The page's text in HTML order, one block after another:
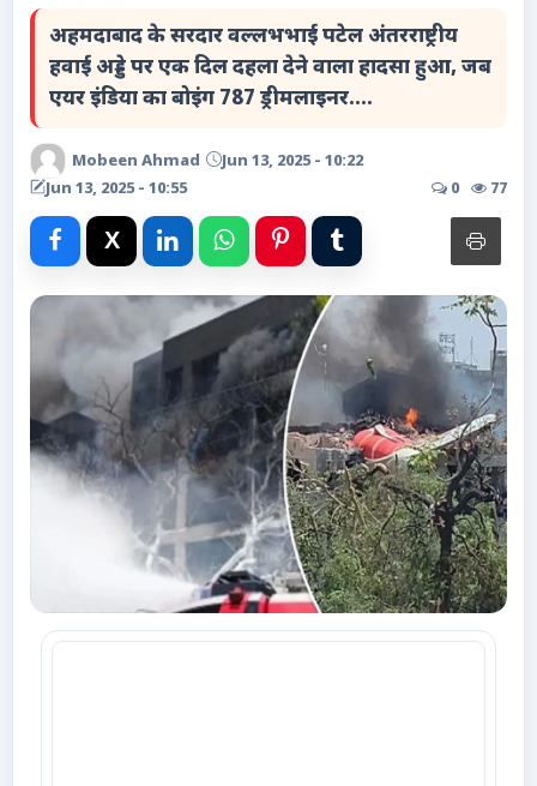
विशेष लेख
धर्म और अध्यात्म
Advertise with Us
Events
Videos
Contacts
अहमदाबाद के सरदार वल्लभभाई पटेल अंतरराष्ट्रीय
हवाई अड्डे पर एक दिल दहला देने वाला हादसा हुआ, जब
एयर इंडिया का बोइंग 787 ड्रीमलाइनर....
Mobeen Ahmad
Jun 13, 2025 - 10:22
Jun 13, 2025 - 10:55
0 77